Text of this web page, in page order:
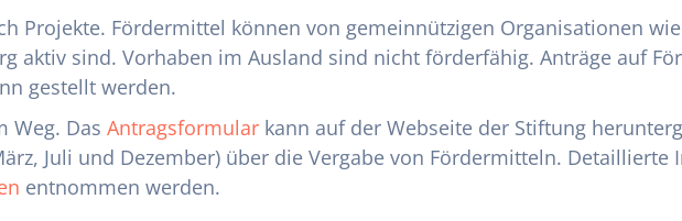
Projekte. Fördermittel können von gemeinnützigen Organisationen
aktiv sind. Vorhaben im Ausland sind nicht förderfähig. Anträge auf
gestellt werden.
Weg. Das Antragsformular kann auf der Webseite der Stiftung
Juli und Dezember) über die Vergabe von Fördermitteln. Detaillierte
entnommen werden.